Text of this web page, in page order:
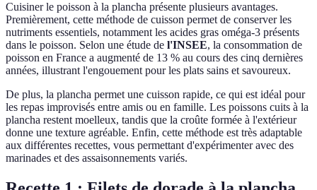
Cuisiner le poisson à la plancha présente plusieurs avantages.
Premièrement, cette méthode de cuisson permet de conserver les
nutriments essentiels, notamment les acides gras oméga-3 présents
dans le poisson. Selon une étude de l'INSEE, la consommation de
poisson en France a augmenté de 13 % au cours des cinq dernières
années, illustrant l'engouement pour les plats sains et savoureux.
De plus, la plancha permet une cuisson rapide, ce qui est idéal pour
les repas improvisés entre amis ou en famille. Les poissons cuits à la
plancha restent moelleux, tandis que la croûte formée à l'extérieur
donne une texture agréable. Enfin, cette méthode est très adaptable
aux différentes recettes, vous permettant d'expérimenter avec des
marinades et des assaisonnements variés.